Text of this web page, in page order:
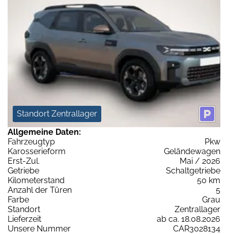
Standort Zentrallager
Allgemeine Daten:
Fahrzeugtyp
Pkw
Karosserieform
Geländewagen
Erst-Zul.
Mai / 2026
Getriebe
Schaltgetriebe
Kilometerstand
50 km
Anzahl der Türen
5
Farbe
Grau
Standort
Zentrallager
Lieferzeit
ab ca. 18.08.2026
Unsere Nummer
CAR3028134